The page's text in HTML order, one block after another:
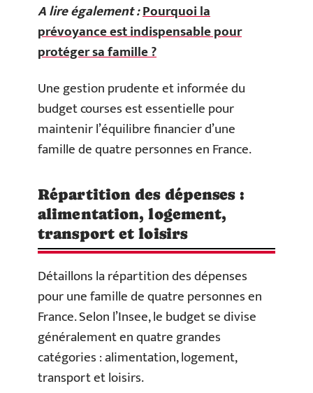
A lire également :Pourquoi la
prévoyance est indispensable pour
protéger sa famille ?
Une gestion prudente et informée du
budget courses est essentielle pour
maintenir l’équilibre financier d’une
famille de quatre personnes en France.
Répartition des dépenses :
alimentation, logement,
transport et loisirs
Détaillons la répartition des dépenses
pour une famille de quatre personnes en
France. Selon l’Insee, le budget se divise
généralement en quatre grandes
catégories : alimentation, logement,
transport et loisirs.